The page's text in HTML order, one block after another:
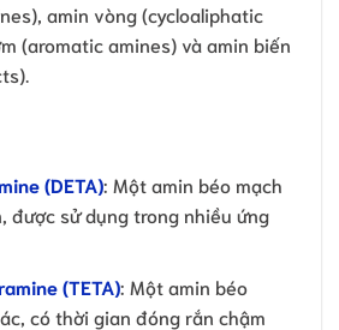
amin vòng (cycloaliphatic
(aromatic amines) và amin biến
(DETA): Một amin béo mạch
được sử dụng trong nhiều ứng
(TETA): Một amin béo
có thời gian đóng rắn chậm